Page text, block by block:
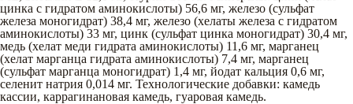
цинка с гидратом аминокислоты) 56,6 мг, железо (сульфат
железа моногидрат) 38,4 мг, железо (хелаты железа с гидратом
аминокислоты) 33 мг, цинк (сульфат цинка моногидрат) 30,4 мг,
медь (хелат меди гидрата аминокислоты) 11,6 мг, марганец
(хелат марганца гидрата аминокислоты) 7,4 мг, марганец
(сульфат марганца моногидрат) 1,4 мг, йодат кальция 0,6 мг,
селенит натрия 0,014 мг. Технологические добавки: камедь
кассии, каррагинановая камедь, гуаровая камедь.